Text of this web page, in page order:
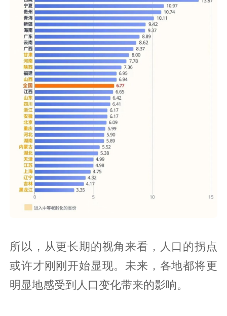
所以，从更长期的视角来看，人口的拐点
或许才刚刚开始显现。未来，各地都将更
明显地感受到人口变化带来的影响。